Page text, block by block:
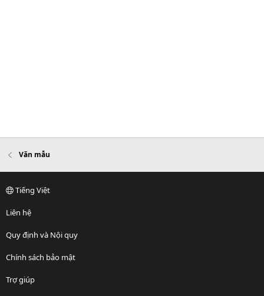
Văn mẫu
Tiếng Việt
Liên hệ
Quy định và Nội quy
Chính sách bảo mật
Trợ giúp